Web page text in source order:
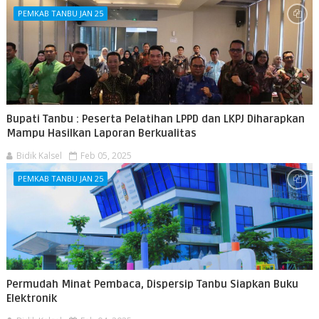
PEMKAB TANBU JAN 25
Bupati Tanbu : Peserta Pelatihan LPPD dan LKPJ Diharapkan
Mampu Hasilkan Laporan Berkualitas
Bidik Kalsel Feb 05, 2025
PEMKAB TANBU JAN 25
Permudah Minat Pembaca, Dispersip Tanbu Siapkan Buku
Elektronik